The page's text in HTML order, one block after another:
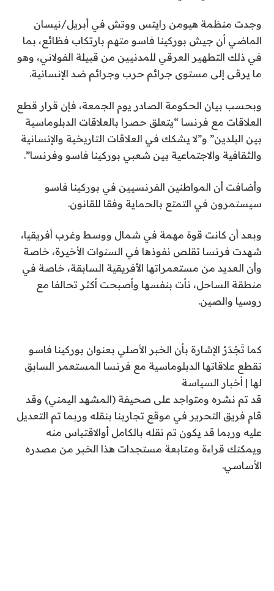
وجدت منظمة هيومن رايتس ووتش في أبريل/نيسان
الماضي أن جيش بوركينا فاسو متهم بارتكاب فظائع، بما
في ذلك التطهير العرقي للمدنيين من قبيلة الفولاني، وهو
ما يرقى إلى مستوى جرائم حرب وجرائم ضد الإنسانية.
وبحسب بيان الحكومة الصادر يوم الجمعة، فإن قرار قطع
العلاقات مع فرنسا “يتعلق حصرا بالعلاقات الدبلوماسية
بين البلدين” و”لا يشكك في العلاقات التاريخية والإنسانية
والثقافية والاجتماعية بين شعبي بوركينا فاسو وفرنسا”.
وأضافت أن المواطنين الفرنسيين في بوركينا فاسو
سيستمرون في التمتع بالحماية وفقا للقانون.
وبعد أن كانت قوة مهمة في شمال ووسط وغرب أفريقيا،
شهدت فرنسا تقلص نفوذها في السنوات الأخيرة، خاصة
وأن العديد من مستعمراتها الأفريقية السابقة، خاصة في
منطقة الساحل، نأت بنفسها وأصبحت أكثر تحالفا مع
روسيا والصين.
كما تَجْدَرُ الإشارة بأن الخبر الأصلي بعنوان بوركينا فاسو
تقطع علاقاتها الدبلوماسية مع فرنسا المستعمر السابق
لها | أخبار السياسة
قد تم نشره ومتواجد على صحيفة (المشهد اليمني) وقد
قام فريق التحرير في موقع تجاربنا بنقله وربما تم التعديل
عليه وربما قد يكون تم نقله بالكامل أوالاقتباس منه
ويمكنك قراءة ومتابعة مستجدات هذا الخبر من مصدره
الأساسي.